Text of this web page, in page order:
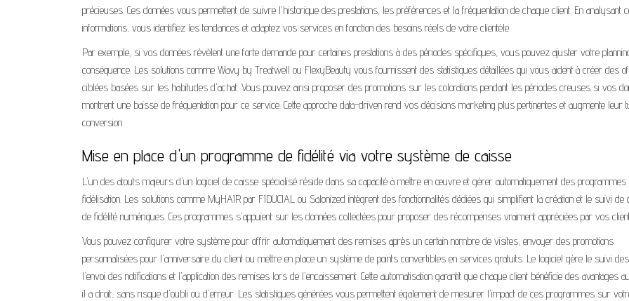
précieuses. Ces données vous permettent de suivre l'historique des prestations, les préférences et la fréquentation de chaque client. En analysant
informations, vous identifiez les tendances et adaptez vos services en fonction des besoins réels de votre clientèle.
Par exemple, si vos données révèlent une forte demande pour certaines prestations à des périodes spécifiques, vous pouvez ajuster votre
conséquence. Les solutions comme Wavy by Treatwell ou FlexyBeauty vous fournissent des statistiques détaillées qui vous aident à créer des
ciblées basées sur les habitudes d'achat. Vous pouvez ainsi proposer des promotions sur les colorations pendant les périodes creuses si vos
montrent une baisse de fréquentation pour ce service. Cette approche data-driven rend vos décisions marketing plus pertinentes et augmente leur
conversion.
Mise en place d'un programme de fidélité via votre système de caisse
L'un des atouts majeurs d'un logiciel de caisse spécialisé réside dans sa capacité à mettre en œuvre et gérer automatiquement des programmes
fidélisation. Les solutions comme MyHAIR par FIDUCIAL ou Salonized intègrent des fonctionnalités dédiées qui simplifient la création et le suivi de
de fidélité numériques. Ces programmes s'appuient sur les données collectées pour proposer des récompenses vraiment appréciées par vos
Vous pouvez configurer votre système pour offrir automatiquement des remises après un certain nombre de visites, envoyer des promotions
personnalisées pour l'anniversaire du client ou mettre en place un système de points convertibles en services gratuits. Le logiciel gère le suivi
l'envoi des notifications et l'application des remises lors de l'encaissement. Cette automatisation garantit que chaque client bénéficie des avantages
il a droit, sans risque d'oubli ou d'erreur. Les statistiques générées vous permettent également de mesurer l'impact de ces programmes sur